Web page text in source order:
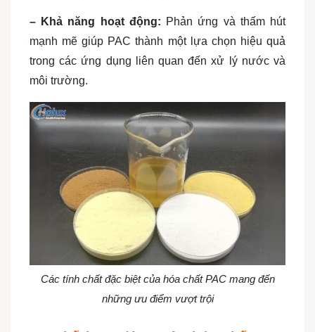
– Khả năng hoạt động: Phản ứng và thấm hút
mạnh mẽ giúp PAC thành một lựa chọn hiệu quả
trong các ứng dụng liên quan đến xử lý nước và
môi trường.
Các tính chất đặc biệt của hóa chất PAC mang đến
những ưu điểm vượt trội